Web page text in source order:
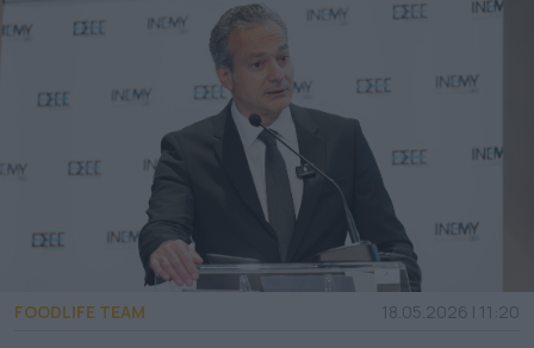
FOODLIFE TEAM 18.05.2026 | 11:20